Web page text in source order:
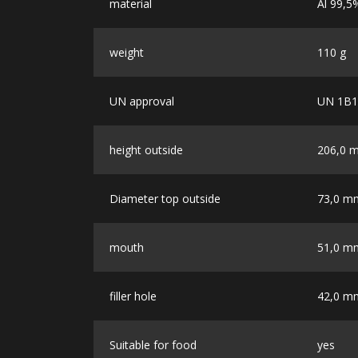
material Al
weight 110 g
UN approval UN
height outside 206,0
Diameter top outside 73,0
mouth 51,0
filler hole 42,0
Suitable for food yes